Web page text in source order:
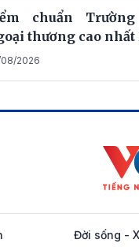
chuẩn
thương cao nhất
2026
Đời sống -